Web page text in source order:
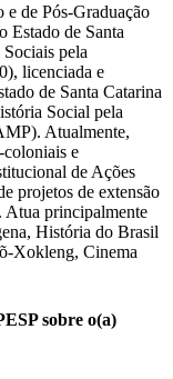
e de Pós-Graduação
Estado de Santa
pela
licenciada e
de Santa Catarina
Social pela
Atualmente,
e
de Ações
projetos de extensão
Atua principalmente
História do Brasil
Xokleng, Cinema
sobre o(a)